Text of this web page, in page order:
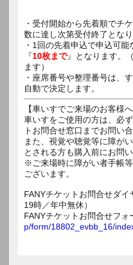
・受付開始から先着順でチ
数に達し次第受付終了となり
・1回の先着申込で申込可能
『10枚まで』となります。
ます）
・座席番号や整理番号は、
自動で決定します。
【車いすでご来場のお客様へ
車いすをご使用の方は、必
トお問合せ窓口までお問い
また、視覚や聴覚等に障が
とされる方も購入前にお問
※ご来場時に障がい者手帳
ございます。
FANYチケットお問合せダ
19時／年中無休）
FANYチケットお問合せフ
p/form/18802_evbb_16/